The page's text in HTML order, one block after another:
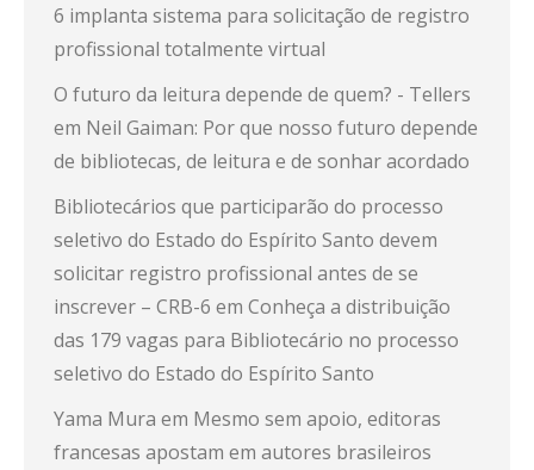
6 implanta sistema para solicitação de registro
profissional totalmente virtual
O futuro da leitura depende de quem? - Tellers
em Neil Gaiman: Por que nosso futuro depende
de bibliotecas, de leitura e de sonhar acordado
Bibliotecários que participarão do processo
seletivo do Estado do Espírito Santo devem
solicitar registro profissional antes de se
inscrever – CRB-6 em Conheça a distribuição
das 179 vagas para Bibliotecário no processo
seletivo do Estado do Espírito Santo
Yama Mura em Mesmo sem apoio, editoras
francesas apostam em autores brasileiros